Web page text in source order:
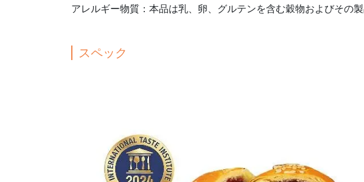
アレルギー物質：本品は乳、卵、グルテンを含む穀物およびその製
スペック